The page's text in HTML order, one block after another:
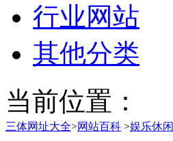
行业网站
其他分类
当前位置：
三体网址大全>网站百科 >娱乐休闲